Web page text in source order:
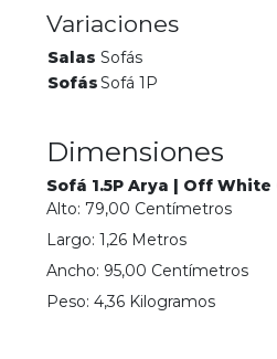
Variaciones
Salas Sofás
SofásSofá 1P
Dimensiones
Sofá 1.5P Arya | Off
Alto: 79,00 Centímetros
Largo: 1,26 Metros
Ancho: 95,00 Centímetros
Peso: 4,36 Kilogramos